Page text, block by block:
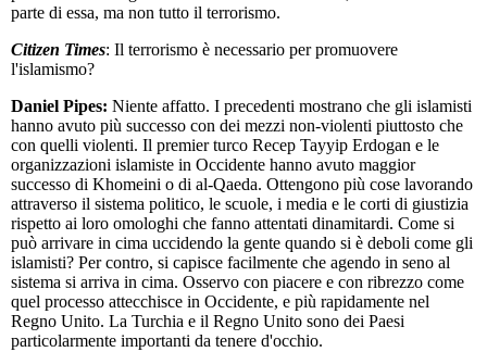
parte di essa, ma non tutto il terrorismo.
Citizen Times: Il terrorismo è necessario per promuovere
l'islamismo?
Daniel Pipes: Niente affatto. I precedenti mostrano che gli islamisti
hanno avuto più successo con dei mezzi non-violenti piuttosto che
con quelli violenti. Il premier turco Recep Tayyip Erdogan e le
organizzazioni islamiste in Occidente hanno avuto maggior
successo di Khomeini o di al-Qaeda. Ottengono più cose lavorando
attraverso il sistema politico, le scuole, i media e le corti di giustizia
rispetto ai loro omologhi che fanno attentati dinamitardi. Come si
può arrivare in cima uccidendo la gente quando si è deboli come gli
islamisti? Per contro, si capisce facilmente che agendo in seno al
sistema si arriva in cima. Osservo con piacere e con ribrezzo come
quel processo attecchisce in Occidente, e più rapidamente nel
Regno Unito. La Turchia e il Regno Unito sono dei Paesi
particolarmente importanti da tenere d'occhio.